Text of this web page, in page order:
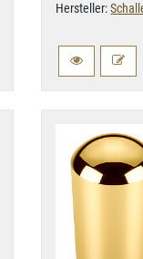
Hersteller: